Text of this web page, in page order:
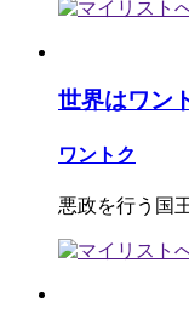
世界はワン
ワントク
悪政を行う国